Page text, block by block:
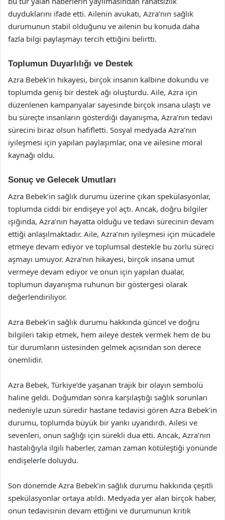
duyduklarını ifade etti. Ailenin avukatı, Azra’nın sağlık
durumunun stabil olduğunu ve ailenin bu konuda daha
fazla bilgi paylaşmayı tercih ettiğini belirtti.
Toplumun Duyarlılığı ve Destek
Azra Bebek’in hikayesi, birçok insanın kalbine dokundu ve
toplumda geniş bir destek ağı oluşturdu. Aile, Azra için
düzenlenen kampanyalar sayesinde birçok insana ulaştı ve
bu süreçte insanların gösterdiği dayanışma, Azra’nın tedavi
sürecini biraz olsun hafifletti. Sosyal medyada Azra’nın
iyileşmesi için yapılan paylaşımlar, ona ve ailesine moral
kaynağı oldu.
Sonuç ve Gelecek Umutları
Azra Bebek’in sağlık durumu üzerine çıkan spekülasyonlar,
toplumda ciddi bir endişeye yol açtı. Ancak, doğru bilgiler
ışığında, Azra’nın hayatta olduğu ve tedavi sürecinin devam
ettiği anlaşılmaktadır. Aile, Azra’nın iyileşmesi için mücadele
etmeye devam ediyor ve toplumsal destekle bu zorlu süreci
aşmayı umuyor. Azra’nın hikayesi, birçok insana umut
vermeye devam ediyor ve onun için yapılan dualar,
toplumun dayanışma ruhunun bir göstergesi olarak
değerlendiriliyor.
Azra Bebek’in sağlık durumu hakkında güncel ve doğru
bilgileri takip etmek, hem aileye destek vermek hem de bu
tür durumların üstesinden gelmek açısından son derece
önemlidir.
Azra Bebek, Türkiye’de yaşanan trajik bir olayın sembolü
haline geldi. Doğumdan sonra karşılaştığı sağlık sorunları
nedeniyle uzun süredir hastane tedavisi gören Azra Bebek’in
durumu, toplumda büyük bir yankı uyandırdı. Ailesi ve
sevenleri, onun sağlığı için sürekli dua etti. Ancak, Azra’nın
hastalığıyla ilgili haberler, zaman zaman kötüleştiği yönünde
endişelerle doluydu.
Son dönemde Azra Bebek’in sağlık durumu hakkında çeşitli
spekülasyonlar ortaya atıldı. Medyada yer alan birçok haber,
onun tedavisinin devam ettiğini ve durumunun kritik